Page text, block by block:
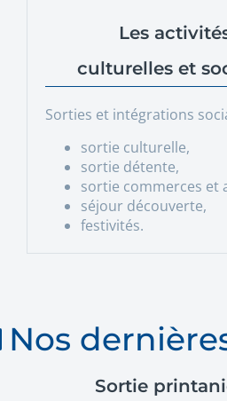
Les
culturelles et
Sorties et intégrations
sortie culturelle,
sortie détente,
sortie commerces et
séjour découverte,
festivités.
Nos
Sortie